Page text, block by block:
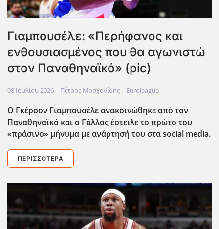
Γιαμπουσέλε: «Περήφανος και
ενθουσιασμένος που θα αγωνιστώ
στον Παναθηναϊκό» (pic)
08 Ιουλίου 2026 | Πέτρος Μοσχονίδης | Euroleague
Ο Γκέρσον Γιαμπουσέλε ανακοινώθηκε από τον
Παναθηναϊκό και ο Γάλλος έστειλε το πρώτο του
«πράσινο» μήνυμα με ανάρτησή του στα social media.
ΠΕΡΙΣΣΌΤΕΡΑ